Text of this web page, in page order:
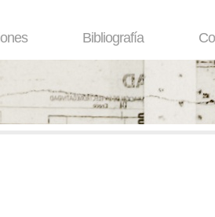
Bibliografía